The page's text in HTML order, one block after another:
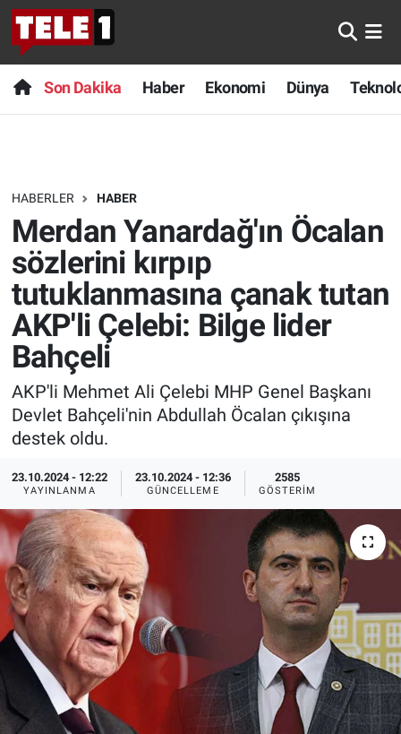
Son Dakika Haber Ekonomi Dünya
HABERLER HABER
Merdan Yanardağ'ın Öcalan
sözlerini kırpıp
tutuklanmasına çanak tutan
AKP'li Çelebi: Bilge lider
Bahçeli
AKP'li Mehmet Ali Çelebi MHP Genel Başkanı
Devlet Bahçeli'nin Abdullah Öcalan çıkışına
destek oldu.
23.10.2024 - 12:22
YAYINLANMA
23.10.2024 - 12:36
GÜNCELLEME
2585
GÖSTERIM
Anında Manşet
Başka Sohbetler
Bilim turu
Bilim ve Teknoloji Evreni
Doğa Konuşuyor
Dünya
Ege Saati
Ege'den Esintiler
Eğitim
Eğlence
Ekonomi
Forum
Gerçeğin İzinde
Gün Başlıyor
Son Dakika
Haber
Dünya
Teknoloji
Sağlık
Spor
Yayın Akışı
İletişim
Nöbetçi Eczaneler
Hava Durumu
Trafik Durumu
Süper Lig Puan Durumu ve Fikstür
Tüm Manşetler
Son Dakika Haberleri
Haber Arşivi